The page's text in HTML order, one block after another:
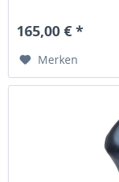
165,00 € *
Merken